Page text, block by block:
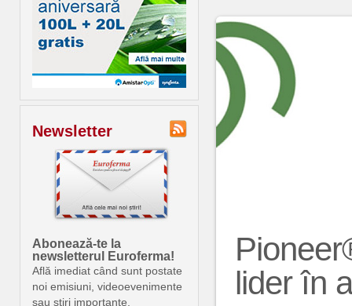
Newsletter
Abonează-te la
newsletterul Euroferma!
Află imediat când sunt postate
noi emisiuni, videoevenimente
sau știri importante.
lider în